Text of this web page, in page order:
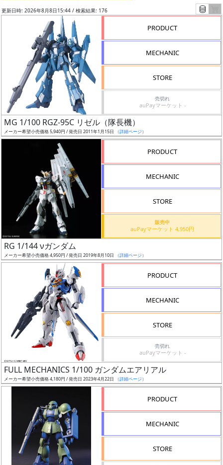
フ
リ
ー
グ
レ
ー
更新日時: 2026年8月8日15:44 / 検索結果: 176
PRODUCT
MECHANIC
STORE
売切れ
auPayマーケット -
MG 1/100 RGZ-95C リゼル（隊長機）
メーカー希望小売価格 5,940円 / 発売日 2011年1月15日 （詳細ページ）
PRODUCT
MECHANIC
STORE
販売中
auPayマーケット 4,950円
RG 1/144 νガンダム
メーカー希望小売価格 4,950円 / 発売日 2019年8月10日 （詳細ページ）
PRODUCT
MECHANIC
STORE
売切れ
auPayマーケット -
FULL MECHANICS 1/100 ガンダムエアリアル
メーカー希望小売価格 4,180円 / 発売日 2023年4月22日 （詳細ページ）
PRODUCT
MECHANIC
STORE